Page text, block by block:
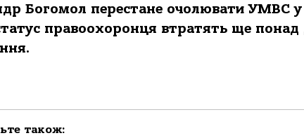
Богомол перестане очолювати УМВС у
правоохоронця втратять ще понад
також: